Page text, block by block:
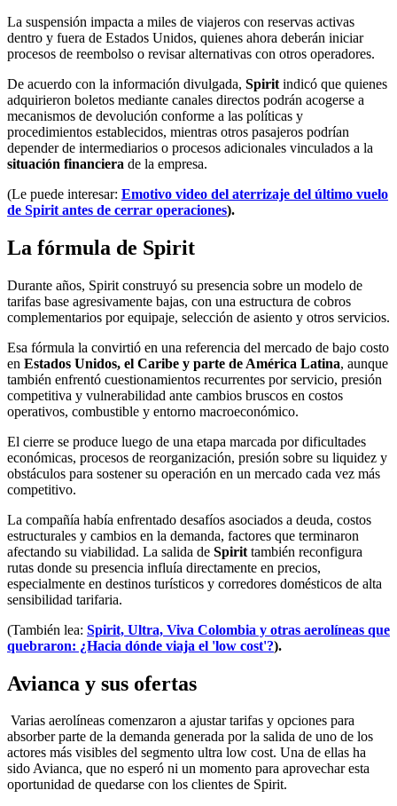
La suspensión impacta a miles de viajeros con reservas activas
dentro y fuera de Estados Unidos, quienes ahora deberán iniciar
procesos de reembolso o revisar alternativas con otros operadores.
De acuerdo con la información divulgada, Spirit indicó que quienes
adquirieron boletos mediante canales directos podrán acogerse a
mecanismos de devolución conforme a las políticas y
procedimientos establecidos, mientras otros pasajeros podrían
depender de intermediarios o procesos adicionales vinculados a la
situación financiera de la empresa.
(Le puede interesar: Emotivo video del aterrizaje del último vuelo
de Spirit antes de cerrar operaciones).
La fórmula de Spirit
Durante años, Spirit construyó su presencia sobre un modelo de
tarifas base agresivamente bajas, con una estructura de cobros
complementarios por equipaje, selección de asiento y otros servicios.
Esa fórmula la convirtió en una referencia del mercado de bajo costo
en Estados Unidos, el Caribe y parte de América Latina, aunque
también enfrentó cuestionamientos recurrentes por servicio, presión
competitiva y vulnerabilidad ante cambios bruscos en costos
operativos, combustible y entorno macroeconómico.
El cierre se produce luego de una etapa marcada por dificultades
económicas, procesos de reorganización, presión sobre su liquidez y
obstáculos para sostener su operación en un mercado cada vez más
competitivo.
La compañía había enfrentado desafíos asociados a deuda, costos
estructurales y cambios en la demanda, factores que terminaron
afectando su viabilidad. La salida de Spirit también reconfigura
rutas donde su presencia influía directamente en precios,
especialmente en destinos turísticos y corredores domésticos de alta
sensibilidad tarifaria.
(También lea: Spirit, Ultra, Viva Colombia y otras aerolíneas que
quebraron: ¿Hacia dónde viaja el 'low cost'?).
Avianca y sus ofertas
Varias aerolíneas comenzaron a ajustar tarifas y opciones para
absorber parte de la demanda generada por la salida de uno de los
actores más visibles del segmento ultra low cost. Una de ellas ha
sido Avianca, que no esperó ni un momento para aprovechar esta
oportunidad de quedarse con los clientes de Spirit.